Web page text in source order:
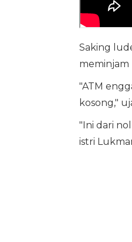
Saking
meminjam
"ATM
kosong,"
"Ini dari
istri